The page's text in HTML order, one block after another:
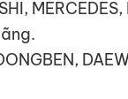
MERCEDES,